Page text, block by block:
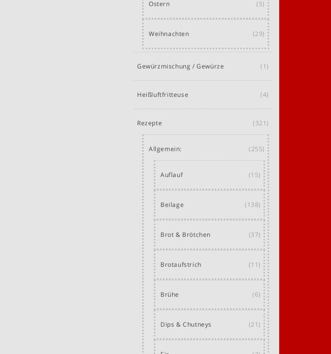
Ostern (5)
Weihnachten (29)
Gewürzmischung / Gewürze (1)
Heißluftfritteuse (4)
Rezepte (321)
Allgemein: (255)
Auflauf (15)
Beilage (138)
Brot & Brötchen (37)
Brotaufstrich (11)
Brühe (6)
Dips & Chutneys (21)